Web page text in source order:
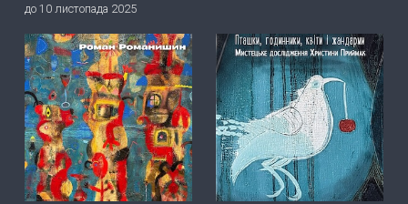
до 10 листопада 2025